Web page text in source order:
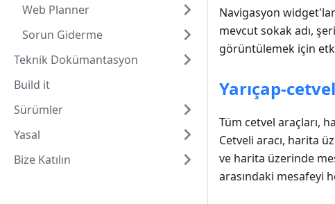
Web Planner
Sorun Giderme
Teknik Dokümantasyon
Build it
Sürümler
Yasal
Bize Katılın
Navigasyon
mevcut sokak adı,
görüntülemek için
Yarıçap-
Tüm cetvel araçları,
Cetveli aracı, harita
ve harita üzerinde
arasındaki mesafeyi